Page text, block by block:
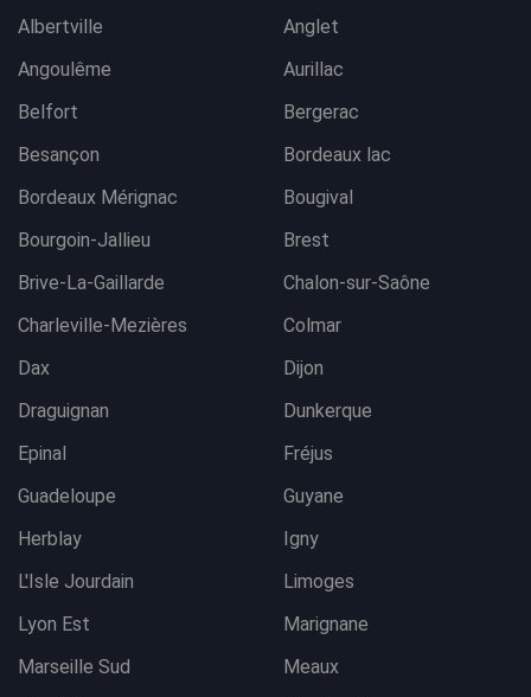
Albertville
Anglet
Angoulême
Aurillac
Belfort
Bergerac
Besançon
Bordeaux lac
Bordeaux Mérignac
Bougival
Bourgoin-Jallieu
Brest
Brive-La-Gaillarde
Chalon-sur-Saône
Charleville-Mezières
Colmar
Dax
Dijon
Draguignan
Dunkerque
Epinal
Fréjus
Guadeloupe
Guyane
Herblay
Igny
L'Isle Jourdain
Limoges
Lyon Est
Marignane
Marseille Sud
Meaux